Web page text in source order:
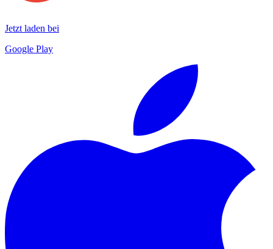
Jetzt laden bei
Google Play